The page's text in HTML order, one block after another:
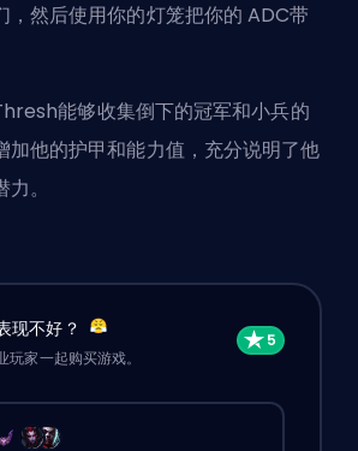
，然后使用你的灯笼把你的ADC带
能够收集倒下的冠军和小兵的
加他的护甲和能力值，充分说明了他
。
现不好？
家一起购买游戏。